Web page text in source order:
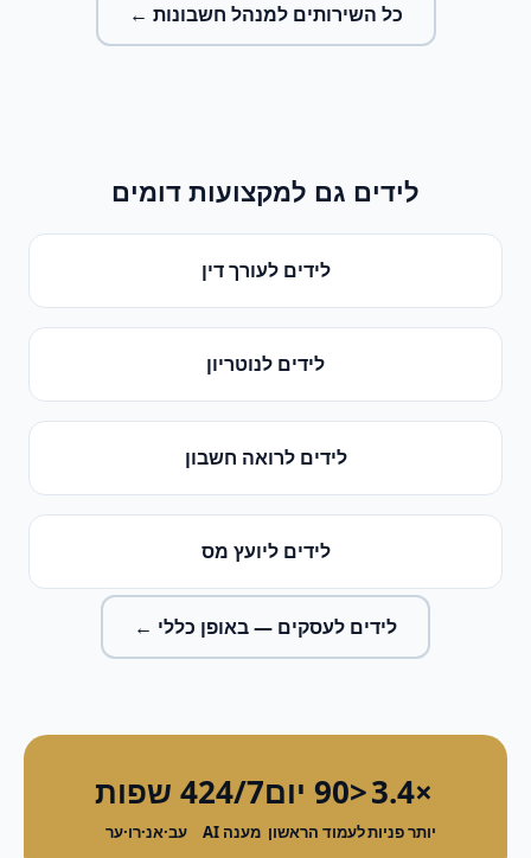
כל השירותים למנהל חשבונות ←
לידים גם למקצועות דומים
לידים לעורך דין
לידים לנוטריון
לידים לרואה חשבון
לידים ליועץ מס
לידים לעסקים — באופן כללי ←
×3.4
יותר פניות
<90 יום
לעמוד הראשון
24/7
מענה AI
4 שפות
עב·אנ·רו·ער